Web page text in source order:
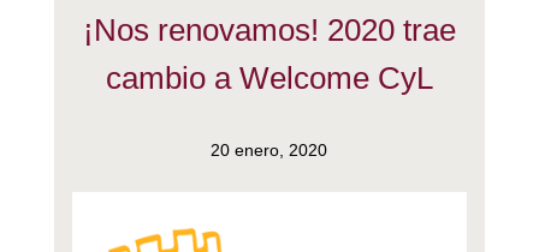
¡Nos renovamos! 2020 trae
cambio a Welcome CyL
20 enero, 2020